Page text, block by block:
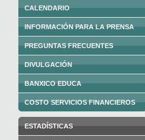
CALENDARIO
INFORMACIÓN PARA LA PRENSA
PREGUNTAS FRECUENTES
DIVULGACIÓN
BANXICO EDUCA
COSTO SERVICIOS FINANCIEROS
ESTADÍSTICAS